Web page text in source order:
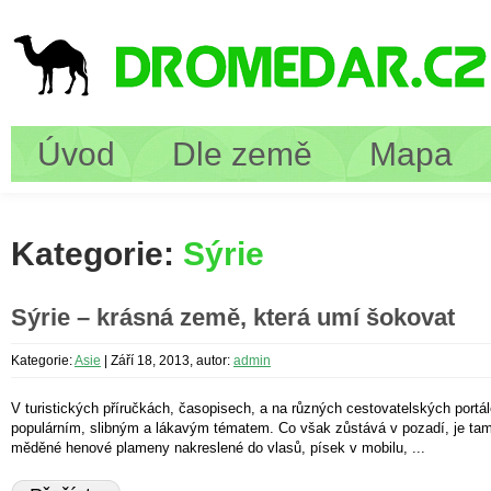
Úvod Dle země Mapa
Kategorie: Sýrie
Sýrie – krásná země, která umí šokovat
Kategorie:Asie Září 18, 2013, autor: admin
V turistických příručkách, časopisech, a na různých cestovatelských
populárním, slibným a lákavým tématem. Co však zůstává v pozadí, je
měděné henové plameny nakreslené do vlasů, písek v mobilu, ...